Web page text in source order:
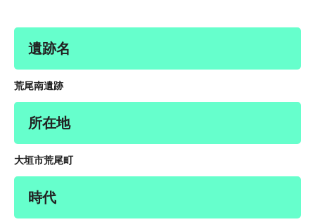
遺跡名
荒尾南遺跡
所在地
大垣市荒尾町
時代